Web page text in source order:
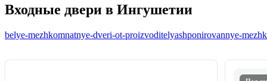
Входные двери в Ингушетии
belye-mezhkomnatnye-dveri-ot-proizvoditelyashponirovannye-